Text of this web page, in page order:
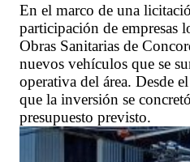
En el marco de una
participación de empresas
Obras Sanitarias de
nuevos vehículos que se
operativa del área. Desde
que la inversión se
presupuesto previsto.